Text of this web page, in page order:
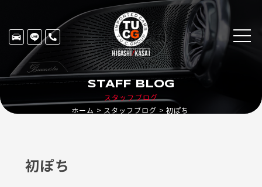
スタッフブログ
STAFF BLOG
ホーム スタッフブログ 初ぽち
初ぽち